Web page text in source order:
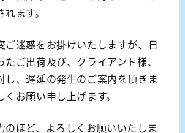
ます。
ご迷惑をお掛けいたしますが、日
ご出荷及び、クライアント様、
し、遅延の発生のご案内を頂きま
お願い申し上げます。
のほど、よろしくお願いいたしま